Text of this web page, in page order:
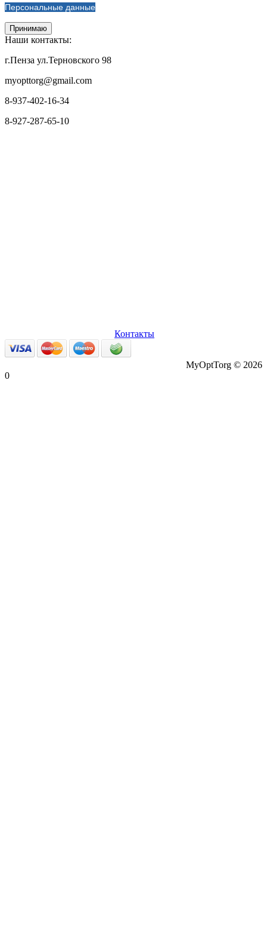
Персональные данные
Принимаю
Наши контакты:
г.Пенза ул.Терновского 98
myopttorg@gmail.com
8-937-402-16-34
8-927-287-65-10
Контакты
MyOptTorg © 2026
0